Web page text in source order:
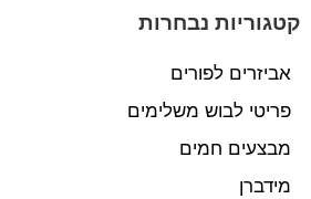
קטגוריות נבחרות
אביזרים לפורים
פריטי לבוש משלימים
מבצעים חמים
מידברן